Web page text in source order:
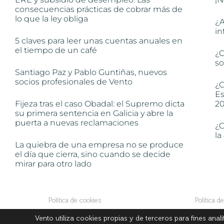
consecuencias prácticas de cobrar más de
lo que la ley obliga
5 claves para leer unas cuentas anuales en
el tiempo de un café
Santiago Paz y Pablo Guntiñas, nuevos
socios profesionales de Vento
Fijeza tras el caso Obadal: el Supremo dicta
su primera sentencia en Galicia y abre la
puerta a nuevas reclamaciones
La quiebra de una empresa no se produce
el día que cierra, sino cuando se decide
mirar para otro lado
la
Política de cookies Política
Vento utiliza cookies propias y de terceros para fines